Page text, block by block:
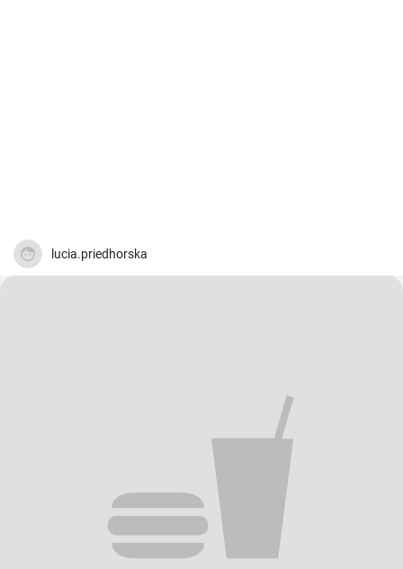
lucia.priedhorska